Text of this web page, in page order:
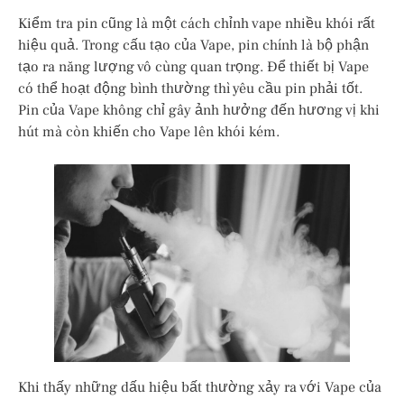
Kiểm tra pin cũng là một cách chỉnh vape nhiều khói rất
hiệu quả. Trong cấu tạo của Vape, pin chính là bộ phận
tạo ra năng lượng vô cùng quan trọng. Để thiết bị Vape
có thể hoạt động bình thường thì yêu cầu pin phải tốt.
Pin của Vape không chỉ gây ảnh hưởng đến hương vị khi
hút mà còn khiến cho Vape lên khói kém.
Khi thấy những dấu hiệu bất thường xảy ra với Vape của